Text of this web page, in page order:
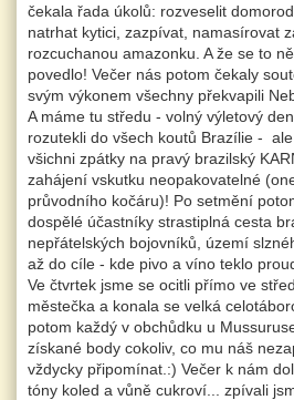
čekala řada úkolů: rozveselit
natrhat kytici, zazpívat, namasírovat
rozcuchanou amazonku. A že se to
povedlo! Večer nás potom čekaly
svým výkonem všechny překvapili
A máme tu středu - volný výletový
rozutekli do všech koutů Brazílie -
všichni zpátky na pravý brazilský
zahájení vskutku neopakovatelné
průvodního kočáru)! Po setmění
dospělé účastníky strastiplná cesta
nepřátelských bojovníků, území
až do cíle - kde pivo a víno teklo
Ve čtvrtek jsme se ocitli přímo ve
městečka a konala se velká
potom každý v obchůdku u
získané body cokoliv, co mu náš
vždycky připomínat.:) Večer k nám
tóny koled a vůně cukroví... zpívali